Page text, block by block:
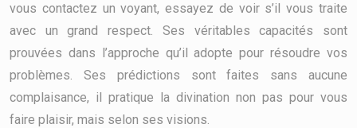
vous contactez un voyant, essayez de voir s’il vous traite
avec un grand respect. Ses véritables capacités sont
prouvées dans l’approche qu’il adopte pour résoudre vos
problèmes. Ses prédictions sont faites sans aucune
complaisance, il pratique la divination non pas pour vous
faire plaisir, mais selon ses visions.